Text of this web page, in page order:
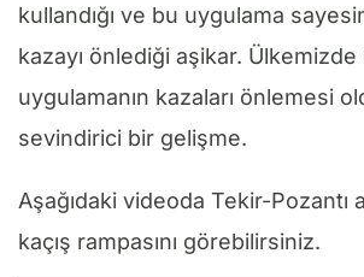
kullandığı ve bu uygulama
kazayı önlediği aşikar.
uygulamanın kazaları önlemesi
sevindirici bir gelişme.
Aşağıdaki videoda Tekir-Pozantı
kaçış rampasını görebilirsiniz.